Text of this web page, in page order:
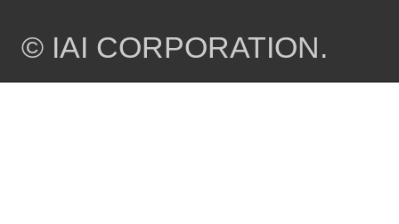
© IAI CORPORATION.